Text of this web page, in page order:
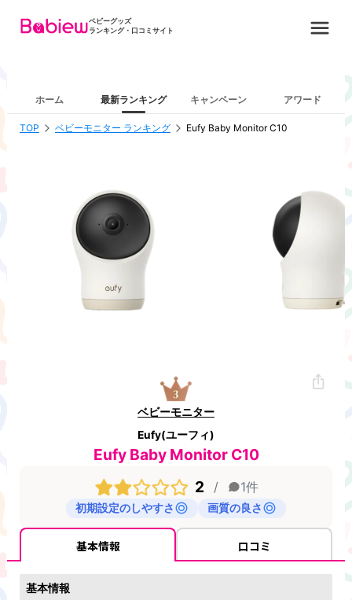
ベビーグッズ
ランキング・口コミサイト
ホーム 最新ランキング キャンペーン アワード
TOP ベビーモニター ランキング Eufy Baby Monitor C10
ベビーモニター
Eufy(ユーフィ)
Eufy Baby Monitor C10
2
/ 1件
初期設定のしやすさ 画質の良さ
基本情報 口コミ
基本情報